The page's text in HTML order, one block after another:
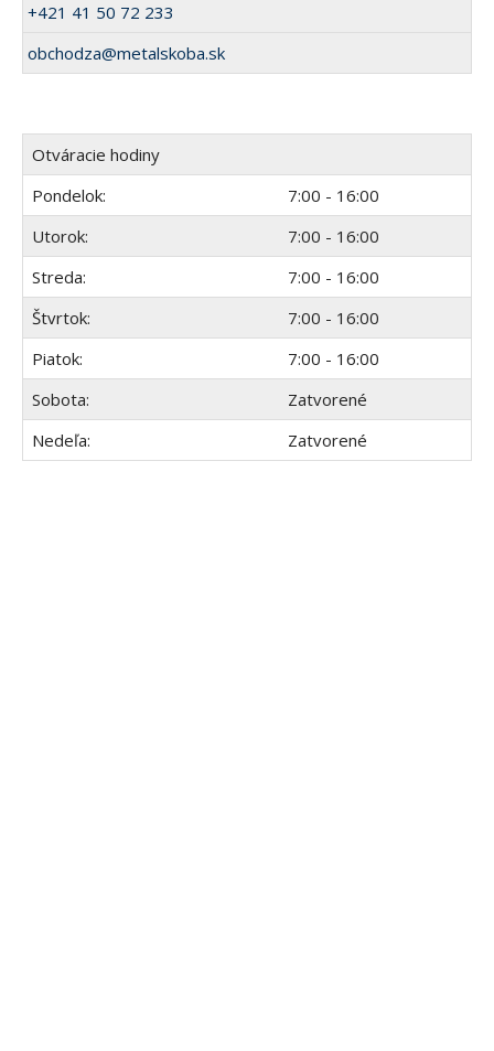
+421 41 50 72 233
obchodza@metalskoba.sk
Otváracie hodiny
Pondelok:
7:00 - 16:00
Utorok:
7:00 - 16:00
Streda:
7:00 - 16:00
Štvrtok:
7:00 - 16:00
Piatok:
7:00 - 16:00
Sobota:
Zatvorené
Nedeľa:
Zatvorené